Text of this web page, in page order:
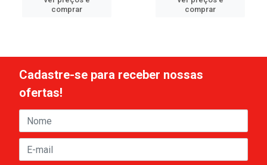
comprar
comprar
Cadastre-se para receber nossas
ofertas!